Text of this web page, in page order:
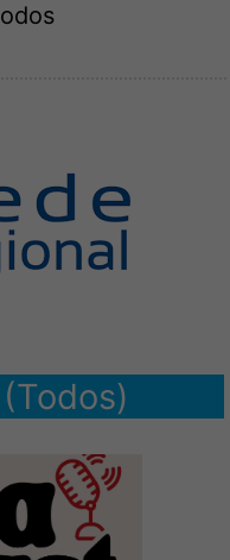
(Todos)